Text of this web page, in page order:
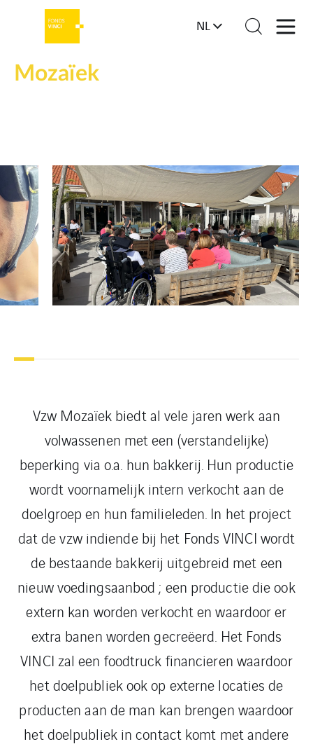
NL
Mozaïek
Vzw Mozaïek biedt al vele jaren werk aan
volwassenen met een (verstandelijke)
beperking via o.a. hun bakkerij. Hun productie
wordt voornamelijk intern verkocht aan de
doelgroep en hun familieleden. In het project
dat de vzw indiende bij het Fonds VINCI wordt
de bestaande bakkerij uitgebreid met een
nieuw voedingsaanbod ; een productie die ook
extern kan worden verkocht en waardoor er
extra banen worden gecreëerd. Het Fonds
VINCI zal een foodtruck financieren waardoor
het doelpubliek ook op externe locaties de
producten aan de man kan brengen waardoor
het doelpubliek in contact komt met andere